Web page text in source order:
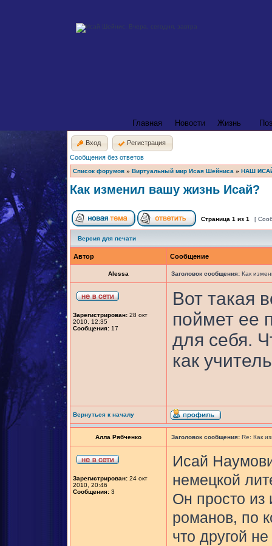
Главная Новости Жизнь
Вход
Регистрация
Сообщения без ответов
Список форумов » Виртуальный мир Исая Шейниса » НАШ
Как изменил вашу жизнь Исай?
Страница 1 из 1 [
Версия для печати
Автор Сообщение
Alessa Заголовок сообщения: Как
Зарегистрирован: 28 окт
2010, 12:35
Сообщения: 17
Вот такая
поймет ее
для себя.
как
Вернуться к началу
Алла Рябченко Заголовок сообщения: Re: Как
Зарегистрирован: 24 окт
2010, 20:46
Сообщения: 3
Исай
немецкой
Он просто из
романов, по
что другой